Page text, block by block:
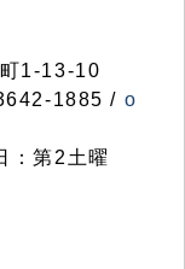
1-13-10
1885 / o
：第2土曜